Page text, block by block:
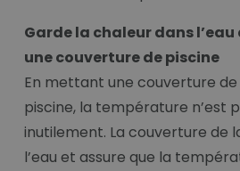
Garde la chaleur dans
une couverture de piscine
En mettant une couverture de
piscine, la température n’est
inutilement. La couverture de
l’eau et assure que la